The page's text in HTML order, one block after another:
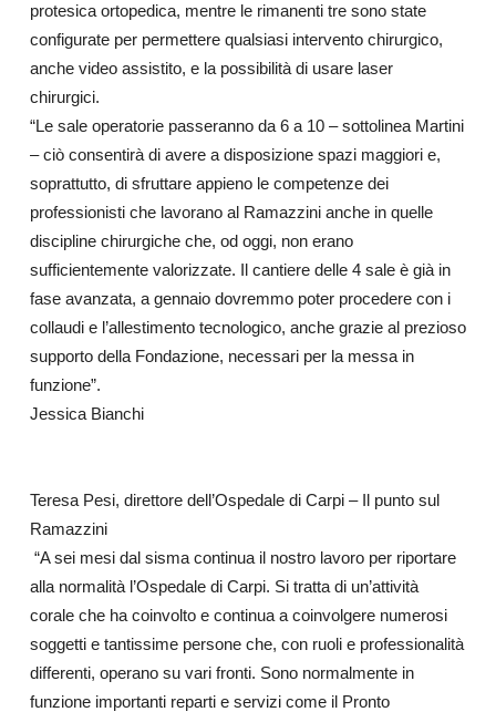
protesica ortopedica, mentre le rimanenti tre sono state
configurate per permettere qualsiasi intervento chirurgico,
anche video assistito, e la possibilità di usare laser
chirurgici.
“Le sale operatorie passeranno da 6 a 10 – sottolinea Martini
– ciò consentirà di avere a disposizione spazi maggiori e,
soprattutto, di sfruttare appieno le competenze dei
professionisti che lavorano al Ramazzini anche in quelle
discipline chirurgiche che, od oggi, non erano
sufficientemente valorizzate. Il cantiere delle 4 sale è già in
fase avanzata, a gennaio dovremmo poter procedere con i
collaudi e l’allestimento tecnologico, anche grazie al prezioso
supporto della Fondazione, necessari per la messa in
funzione”.
Jessica Bianchi
Teresa Pesi, direttore dell’Ospedale di Carpi – Il punto sul
Ramazzini
“A sei mesi dal sisma continua il nostro lavoro per riportare
alla normalità l’Ospedale di Carpi. Si tratta di un’attività
corale che ha coinvolto e continua a coinvolgere numerosi
soggetti e tantissime persone che, con ruoli e professionalità
differenti, operano su vari fronti. Sono normalmente in
funzione importanti reparti e servizi come il Pronto